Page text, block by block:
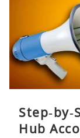
Hub